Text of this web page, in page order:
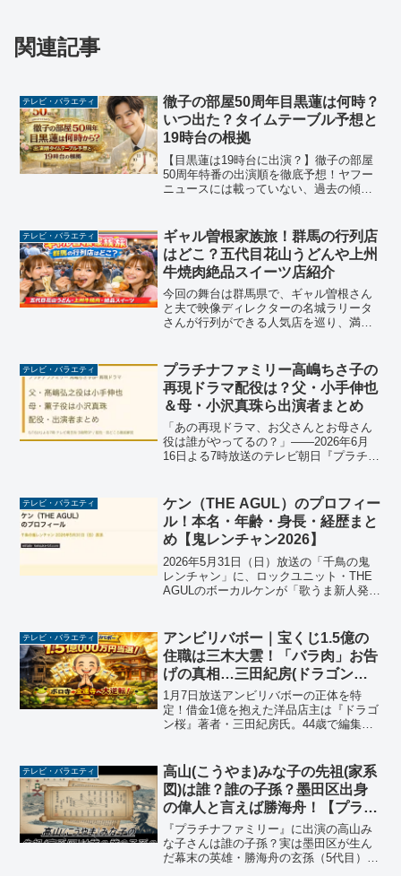
関連記事
テレビ・バラエティ
徹子の部屋50周年目黒蓮は何時？
いつ出た？タイムテーブル予想と
19時台の根拠
【目黒蓮は19時台に出演？】徹子の部屋
50周年特番の出演順を徹底予想！ヤフー
ニュースには載っていない、過去の傾向
Manファン必見のカリスマックス披露の
時間帯や、見逃したくない方のためのタ
イムテーブル決定版です！
テレビ・バラエティ
ギャル曽根家族旅！群馬の行列店
はどこ？五代目花山うどんや上州
牛焼肉絶品スイーツ店紹介
今回の舞台は群馬県で、ギャル曽根さん
と夫で映像ディレクターの名城ラリータ
さんが行列ができる人気店を巡り、満腹
んの「鬼ひも川」で、3年連続日本一に輝
いた老舗うどんの味...
テレビ・バラエティ
プラチナファミリー高嶋ちさ子の
再現ドラマ配役は？父・小手伸也
＆母・小沢真珠ら出演者まとめ
「あの再現ドラマ、お父さんとお母さん
役は誰がやってるの？」――2026年6月
16日よる7時放送のテレビ朝日『プラチナ
う感じた方も多いのではないでしょう
か。今回の...
テレビ・バラエティ
ケン（THE AGUL）のプロフィー
ル！本名・年齢・身長・経歴まと
め【鬼レンチャン2026】
2026年5月31日（日）放送の「千鳥の鬼
レンチャン」に、ロックユニット・THE
AGULのボーカルケンが「歌うま新人発掘
カラオケという独特のルールに挑む、注
目の一戦で...
テレビ・バラエティ
アンビリバボー｜宝くじ1.5億の
住職は三木大雲！「バラ肉」お告
げの真相…三田紀房(ドラゴン桜)
の借金1億も紹介
1月7日放送アンビリバボーの正体を特
定！借金1億を抱えた洋品店主は『ドラゴ
ン桜』著者・三田紀房氏。44歳で編集
の「バラ肉」爆笑お告げの真相も。放送
内容を最速で詳しく解説！
テレビ・バラエティ
高山(こうやま)みな子の先祖(家系
図)は誰？誰の子孫？墨田区出身
の偉人と言えば勝海舟！【プラチ
ナファミリー】
『プラチナファミリー』に出演の高山み
な子さんは誰の子孫？実は墨田区が生ん
だ幕末の英雄・勝海舟の玄孫（5代目）だ